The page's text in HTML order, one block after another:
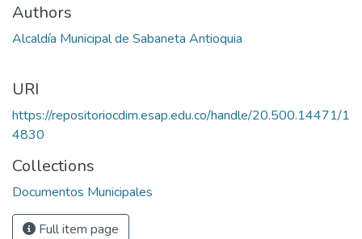
Authors
Alcaldía Municipal de Sabaneta Antioquia
URI
https://repositoriocdim.esap.edu.co/handle/20.500.14471/1
4830
Collections
Documentos Municipales
Full item page